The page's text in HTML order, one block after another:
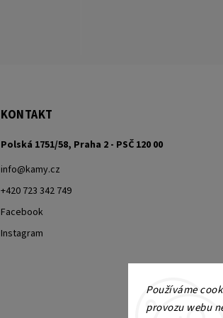
Používáme
provozu webu
KONTAKT
Polská 1751/58, Praha 2 - PSČ 120 00
info@kamy.cz
+420 723 342 749
Facebook
Instagram